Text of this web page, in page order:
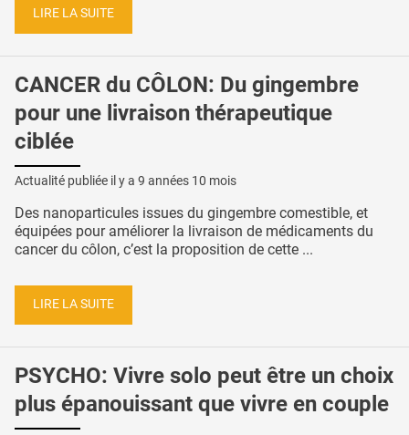
LIRE LA SUITE
CANCER du CÔLON: Du gingembre
pour une livraison thérapeutique
ciblée
Actualité publiée il y a 9 années 10 mois
Des nanoparticules issues du gingembre comestible, et
équipées pour améliorer la livraison de médicaments du
cancer du côlon, c’est la proposition de cette ...
LIRE LA SUITE
PSYCHO: Vivre solo peut être un choix
plus épanouissant que vivre en couple